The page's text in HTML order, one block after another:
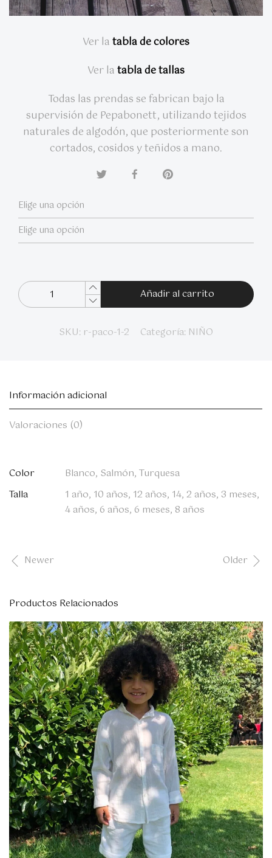
Ver latabla de colores
Ver latabla de tallas
Todas las prendas se fabrican bajo la
supervisión de Pepabonett, utilizando tejidos
naturales de algodón, que posteriormente son
cortados, cosidos y teñidos a mano.
Añadir al carrito
SKU: r-paco-1-2 Categoría: NIÑO
Información adicional
Valoraciones (0)
Color
Blanco, Salmón, Turquesa
Talla
1 año, 10 años, 12 años, 14, 2 años, 3 meses,
4 años, 6 años, 6 meses, 8 años
Older
Newer
Productos Relacionados